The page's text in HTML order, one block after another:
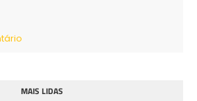
MAIS LIDAS